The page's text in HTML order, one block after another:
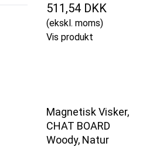
511,54 DKK
(ekskl. moms)
Vis produkt
Magnetisk Visker,
CHAT BOARD
Woody, Natur